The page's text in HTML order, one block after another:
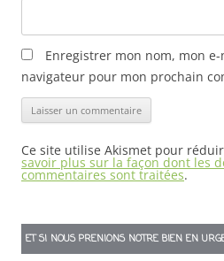
Enregistrer mon nom, mon
navigateur pour mon prochain
Ce site utilise Akismet pour
savoir plus sur la façon dont les
commentaires sont traitées.
ET SI NOUS PRENIONS NOTRE BIEN EN